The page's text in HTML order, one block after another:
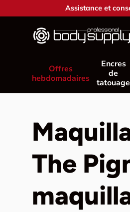
Aller au contenu
Assistance et conseils
Offres
hebdomadaires
Encres
de
tatouage
The